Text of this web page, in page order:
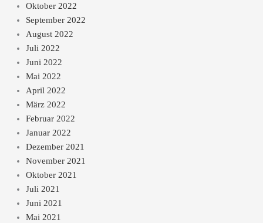
Oktober 2022
September 2022
August 2022
Juli 2022
Juni 2022
Mai 2022
April 2022
März 2022
Februar 2022
Januar 2022
Dezember 2021
November 2021
Oktober 2021
Juli 2021
Juni 2021
Mai 2021